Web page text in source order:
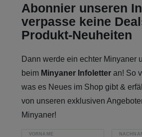
Abonnier unseren
verpasse keine
Produkt-Neuheiten
Dann werde ein echter Minyaner
beim Minyaner Infoletter an! So
was es Neues im Shop gibt &
von unseren exklusiven
Minyaner!
VORNAME